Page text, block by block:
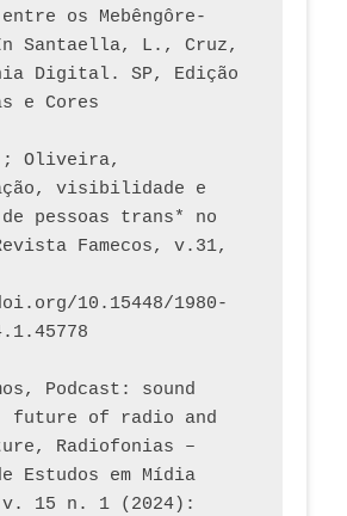
os Mebêngôre-
Santaella, L., Cruz,
Digital. SP, Edição
e Cores
Oliveira,
visibilidade e
pessoas trans* no
Famecos, v.31,
10.15448/1980-
Podcast: sound
future of radio and
Radiofonias –
Estudos em Mídia
v. 15 n. 1 (2024):